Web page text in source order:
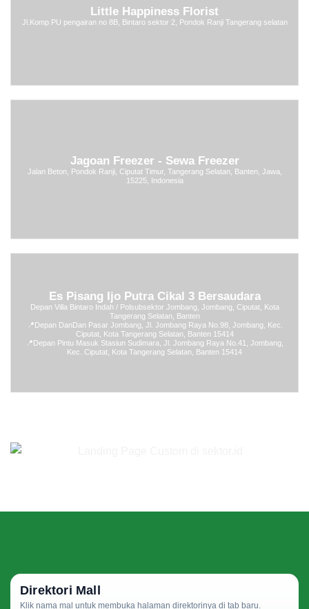
Little Happiness Florist
Jl.Komp PU pengairan no 8B, Bintaro sektor 2, Pondok Ranji Tangerang selatan
Jagoan Freezer - Sewa Freezer
Jalan Beton, Pondok Ranji, Ciputat Timur, Tangerang Selatan, Banten, Jawa,
15225, Indonesia
Es Pisang Ijo Putra Cikal 3 Bersaudara
Depan Villa Bintaro Indah / Polsubsektor Jombang, Jombang, Ciputat, Kota
Tangerang Selatan, Banten
📍Depan DanDan Pasar Jombang, Jl. Jombang Raya No.98, Jombang, Kec.
Ciputat, Kota Tangerang Selatan, Banten 15414
📍Depan Pintu Masuk Stasiun Sudimara, Jl. Jombang Raya No.41, Jombang,
Kec. Ciputat, Kota Tangerang Selatan, Banten 15414
Direktori Mall
Klik nama mal untuk membuka halaman direktorinya di tab baru.